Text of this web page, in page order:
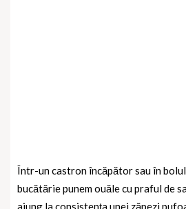
Într-un castron încăpător sau în
bucătărie punem ouăle cu praful de
ajung la consistența unei zăpezi